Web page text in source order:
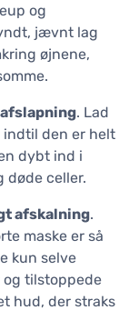
og
jævnt lag
øjnene,
afslapning. Lad
indtil den er helt
dybt ind i
døde celler.
afskalning.
maske er så
kun selve
og tilstoppede
hud, der straks